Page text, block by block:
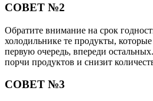
СОВЕТ №2
Обратите внимание на срок
холодильнике те продукты,
первую очередь, впереди
порчи продуктов и снизит
СОВЕТ №3